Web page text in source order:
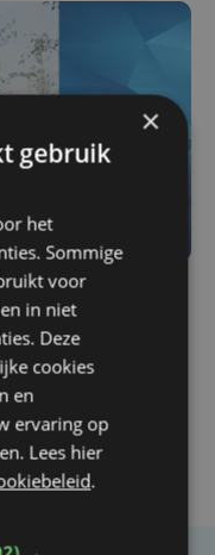
is na
×
gebruik
het
Sommige
voor
in niet
Deze
cookies
en
ervaring op
Lees hier
.